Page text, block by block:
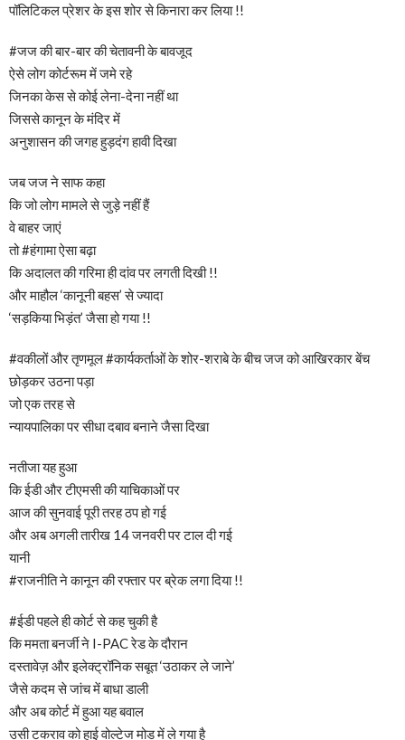
पॉलिटिकल प्रेशर के इस शोर से किनारा कर लिया !!
#जज की बार-बार की चेतावनी के बावजूद
ऐसे लोग कोर्टरूम में जमे रहे
जिनका केस से कोई लेना-देना नहीं था
जिससे कानून के मंदिर में
अनुशासन की जगह हुड़दंग हावी दिखा
जब जज ने साफ कहा
कि जो लोग मामले से जुड़े नहीं हैं
वे बाहर जाएं
तो #हंगामा ऐसा बढ़ा
कि अदालत की गरिमा ही दांव पर लगती दिखी !!
और माहौल ‘कानूनी बहस’ से ज्यादा
‘सड़किया भिड़ंत’ जैसा हो गया !!
#वकीलों और तृणमूल #कार्यकर्ताओं के शोर-शराबे के बीच जज को आखिरकार बेंच
छोड़कर उठना पड़ा
जो एक तरह से
न्यायपालिका पर सीधा दबाव बनाने जैसा दिखा
नतीजा यह हुआ
कि ईडी और टीएमसी की याचिकाओं पर
आज की सुनवाई पूरी तरह ठप हो गई
और अब अगली तारीख 14 जनवरी पर टाल दी गई
यानी
#राजनीति ने कानून की रफ्तार पर ब्रेक लगा दिया !!
#ईडी पहले ही कोर्ट से कह चुकी है
कि ममता बनर्जी ने I-PAC रेड के दौरान
दस्तावेज़ और इलेक्ट्रॉनिक सबूत ‘उठाकर ले जाने’
जैसे कदम से जांच में बाधा डाली
और अब कोर्ट में हुआ यह बवाल
उसी टकराव को हाई वोल्टेज मोड में ले गया है